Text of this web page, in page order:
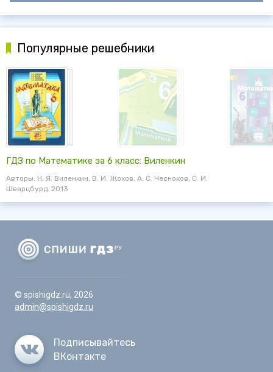
Популярные решебники
ГДЗ по Математике за 6 класс: Виленкин
Авторы: Н. Я. Виленкин, В. И. Жохов, А. С. Чесноков, С. И.
Шварцбурд. 2013
© spishigdz.ru, 2026
admin@spishigdz.ru
Подписывайтесь
ВКонтакте